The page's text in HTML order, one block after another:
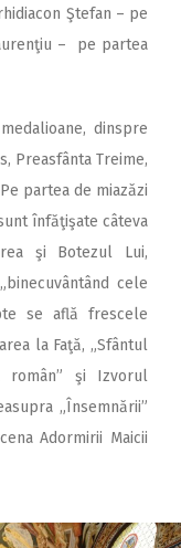
Ştefan – pe
– pe partea
dinspre
Preasfânta Treime,
partea de miazăzi
înfăţişate câteva
şi Botezul Lui,
cele
se află frescele
la Faţă, „Sfântul
român” şi Izvorul
„Însemnării”
Adormirii Maicii